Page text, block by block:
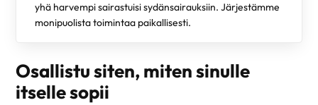
yhä harvempi sairastuisi sydänsairauksiin. Järjestämme
monipuolista toimintaa paikallisesti.
Osallistu siten, miten sinulle
itselle sopii